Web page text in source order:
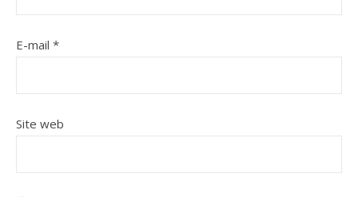
E-mail *
Site web